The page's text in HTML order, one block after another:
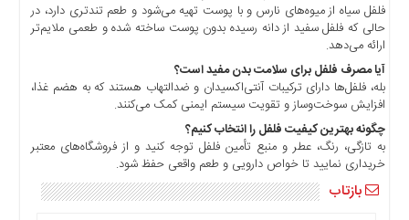
فلفل سیاه از میوه‌های نارس و با پوست تهیه می‌شود و طعم تندتری دارد، در
حالی که فلفل سفید از دانه رسیده بدون پوست ساخته شده و طعمی ملایم‌تر
ارائه می‌دهد.
آیا مصرف فلفل برای سلامت بدن مفید است؟
بله، فلفل‌ها دارای ترکیبات آنتی‌اکسیدان و ضدالتهاب هستند که به هضم غذا،
افزایش سوخت‌وساز و تقویت سیستم ایمنی کمک می‌کنند.
چگونه بهترین کیفیت فلفل را انتخاب کنیم؟
به تازگی، رنگ، عطر و منبع تأمین فلفل توجه کنید و از فروشگاه‌های معتبر
خریداری نمایید تا خواص دارویی و طعم واقعی حفظ شود.
بازتاب